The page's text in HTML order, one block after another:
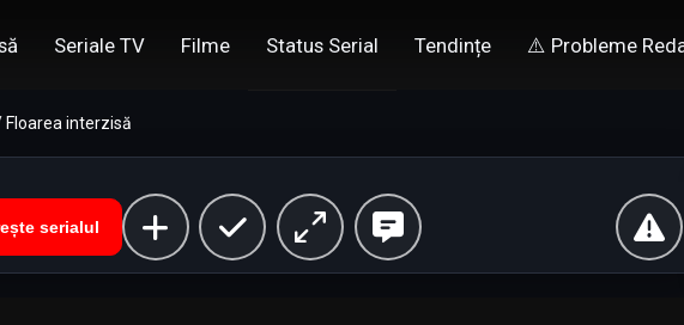
Seriale TV Filme Status Serial Tendințe ⚠️ Probleme
Floarea interzisă
serialul